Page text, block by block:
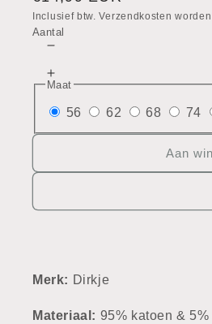
prijs
Inclusief btw. Verzendkosten
Aantal
verlagen
voor
T-
shirt
Aantal
voor
T-
Maat
56 62 68 74
Aan
Merk: Dirkje
Materiaal: 95% katoen &